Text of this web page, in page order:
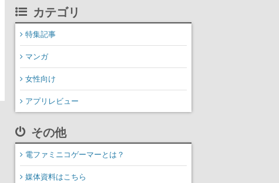
カテゴリ
特集記事
マンガ
女性向け
アプリレビュー
その他
電ファミニコゲーマーとは？
媒体資料はこちら